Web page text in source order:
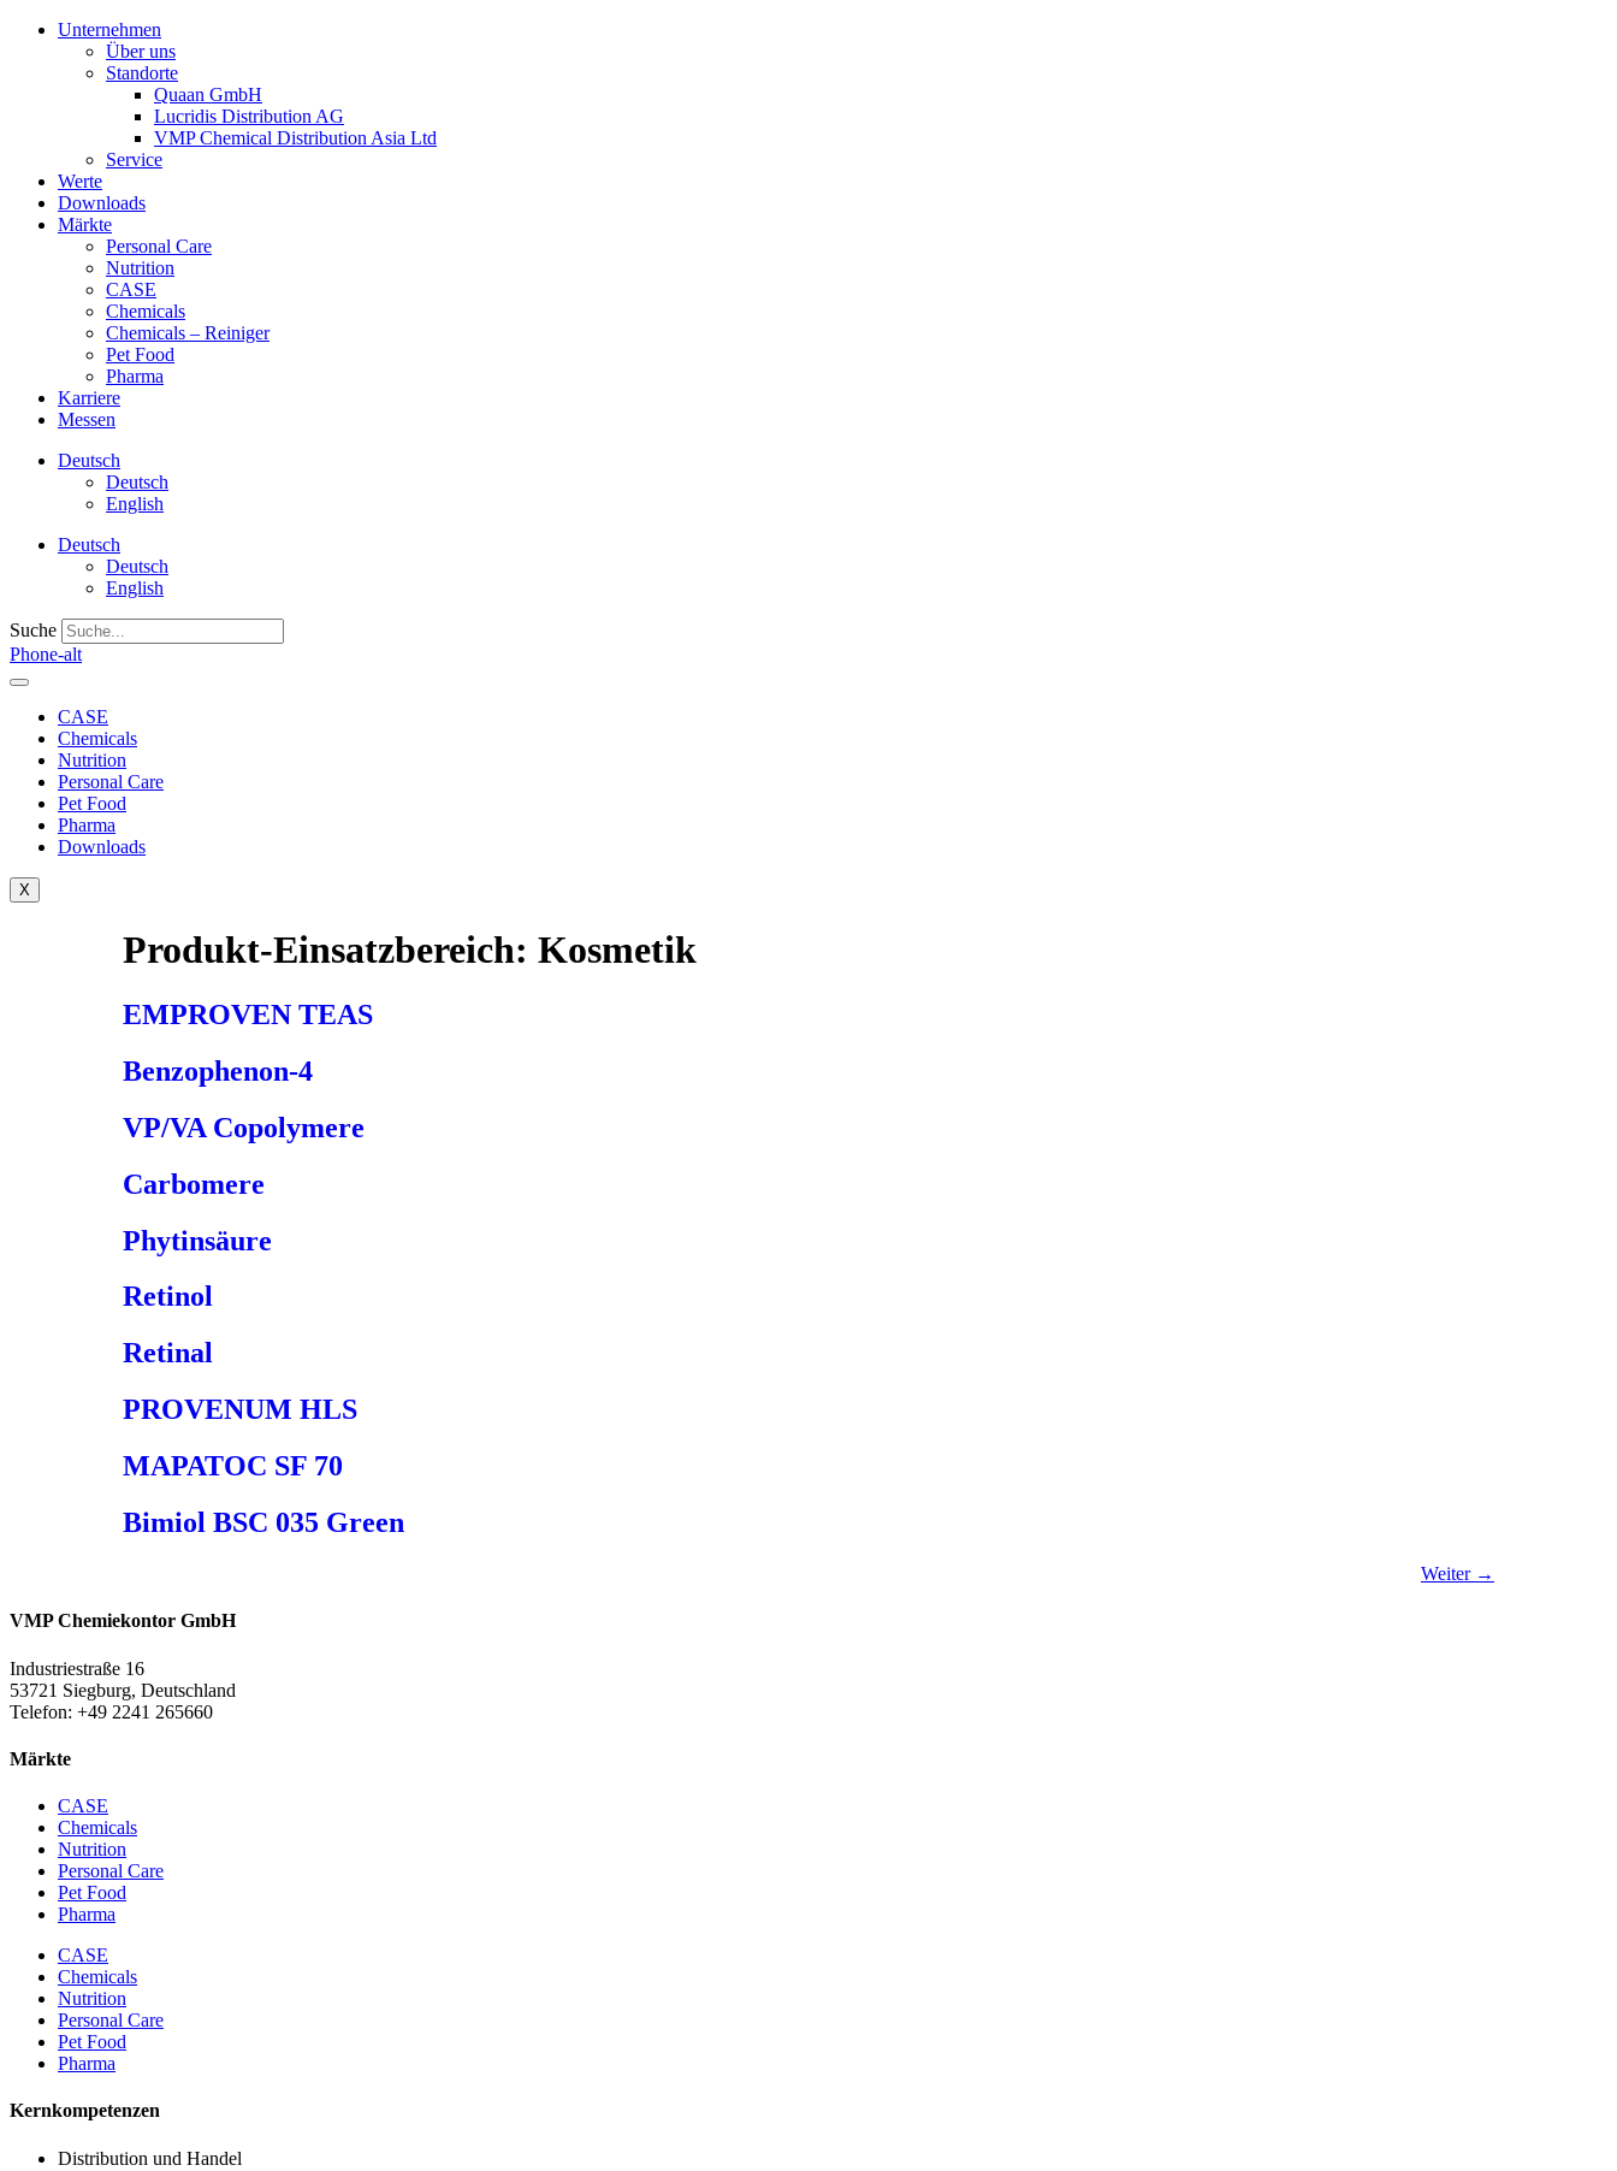
Unternehmen
Über uns
Standorte
Quaan GmbH
Lucridis Distribution AG
VMP Chemical Distribution Asia Ltd
Service
Werte
Downloads
Märkte
Personal Care
Nutrition
CASE
Chemicals
Chemicals – Reiniger
Pet Food
Pharma
Karriere
Messen
Deutsch
Deutsch
English
Deutsch
Deutsch
English
Suche
Phone-alt
CASE
Chemicals
Nutrition
Personal Care
Pet Food
Pharma
Downloads
X
Produkt-Einsatzbereich: Kosmetik
EMPROVEN TEAS
Benzophenon-4
VP/VA Copolymere
Carbomere
Phytinsäure
Retinol
Retinal
PROVENUM HLS
MAPATOC SF 70
Bimiol BSC 035 Green
Weiter →
VMP Chemiekontor GmbH
Industriestraße 16
53721 Siegburg, Deutschland
Telefon: +49 2241 265660
Märkte
CASE
Chemicals
Nutrition
Personal Care
Pet Food
Pharma
CASE
Chemicals
Nutrition
Personal Care
Pet Food
Pharma
Kernkompetenzen
Distribution und Handel